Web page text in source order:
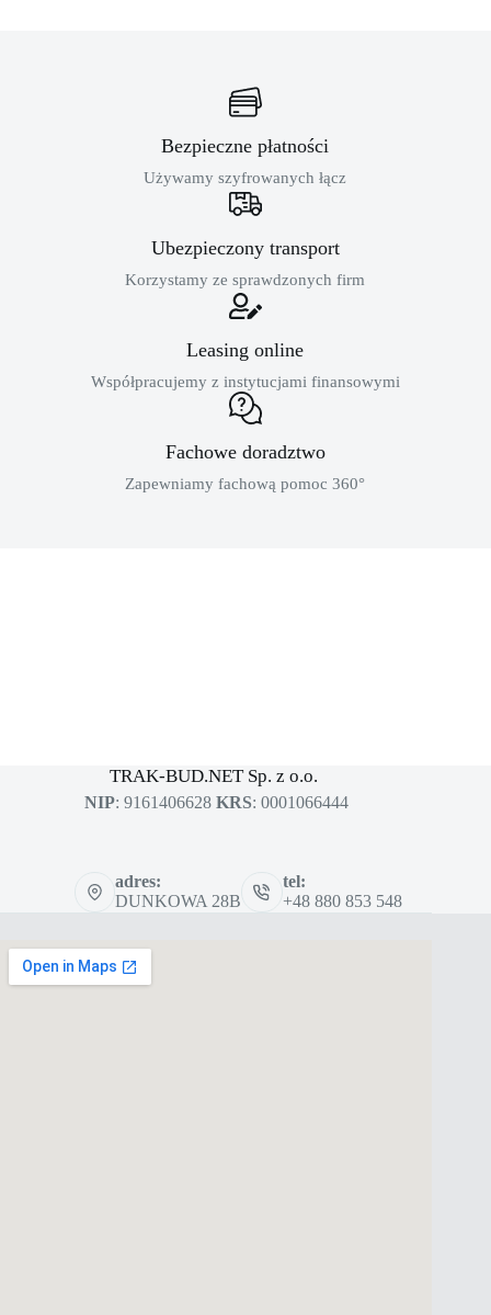
Bezpieczne płatności
Używamy szyfrowanych łącz
Ubezpieczony transport
Korzystamy ze sprawdzonych firm
Leasing online
Współpracujemy z instytucjami finansowymi
Fachowe doradztwo
Zapewniamy fachową pomoc 360°
TRAK-BUD.NET Sp. z o.o.
NIP: 9161406628 KRS: 0001066444
adres:
DUNKOWA 28B
tel:
+48 880 853 548